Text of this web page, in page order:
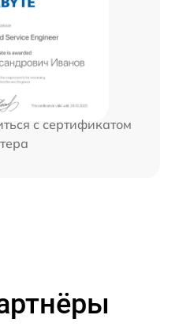
с сертификатом